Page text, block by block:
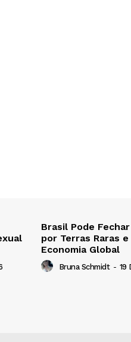
Brasil Pode
por Terras Raras
Economia Global
Bruna Schmidt - 19